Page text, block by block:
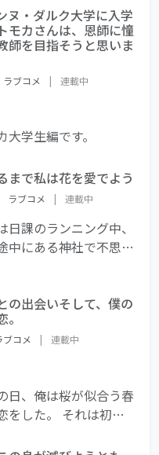
動物の生態から人間の
解き明かそうとする純
つ。一方、「優良遺伝
数々のお見合いを強要
悠斗は、システムへの
らしい愛への渇望に苦
瞳に
情と、求愛ダンスで表
て、遺伝子の優劣を超
そが最強の繁殖力」で
の
向かいながら、彼らが
しく強い 🌸
ばれてしまう！冷徹な
と出会った彼女は、自
められた“鍵”の力を知
の下、運命に抗う少
始まる🌹🌕（本作品と
AIを利用して創作し、
います。）
ヌ・ダルク大学に入学
モカさんは、恩師に憧
師を目指そうと思いま
ラブコメ | 連載中
大学生編です。
まで私は花を愛でよう
ラブコメ | 連載中
課のランニング中、
中にある神社で不思議
ものは、白い花を手に
の髪の少女だった。
い、過ごしていくこと
に変化が起きてい
た不思議な物語であ
の出会いそして、僕の
ブコメ | 連載中
日、俺は桜が似合う春
をした。 それは初